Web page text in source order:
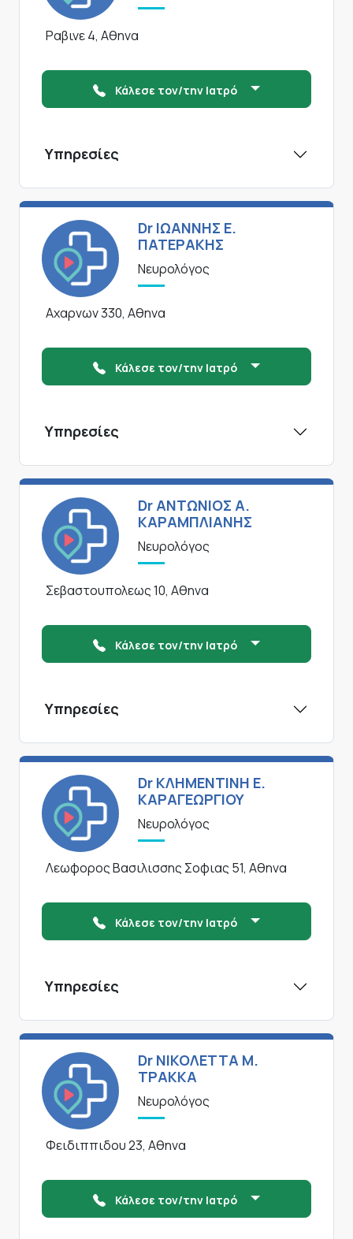
Ραβινε 4, Αθηνα
Κάλεσε τον/την Ιατρό
Υπηρεσίες
Dr ΙΩΑΝΝΗΣ Ε.
ΠΑΤΕΡΑΚΗΣ
Νευρολόγος
Αχαρνων 330, Αθηνα
Κάλεσε τον/την Ιατρό
Υπηρεσίες
Dr ΑΝΤΩΝΙΟΣ Α.
ΚΑΡΑΜΠΛΙΑΝΗΣ
Νευρολόγος
Σεβαστουπολεως 10, Αθηνα
Κάλεσε τον/την Ιατρό
Υπηρεσίες
Dr ΚΛΗΜΕΝΤΙΝΗ Ε.
ΚΑΡΑΓΕΩΡΓΙΟΥ
Νευρολόγος
Λεωφορος Βασιλισσης Σοφιας 51, Αθηνα
Κάλεσε τον/την Ιατρό
Υπηρεσίες
Dr ΝΙΚΟΛΕΤΤΑ Μ.
ΤΡΑΚΚΑ
Νευρολόγος
Φειδιππιδου 23, Αθηνα
Κάλεσε τον/την Ιατρό